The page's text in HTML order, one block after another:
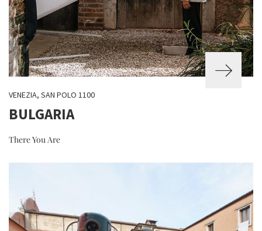
VENEZIA, SAN POLO 1100
BULGARIA
There You Are